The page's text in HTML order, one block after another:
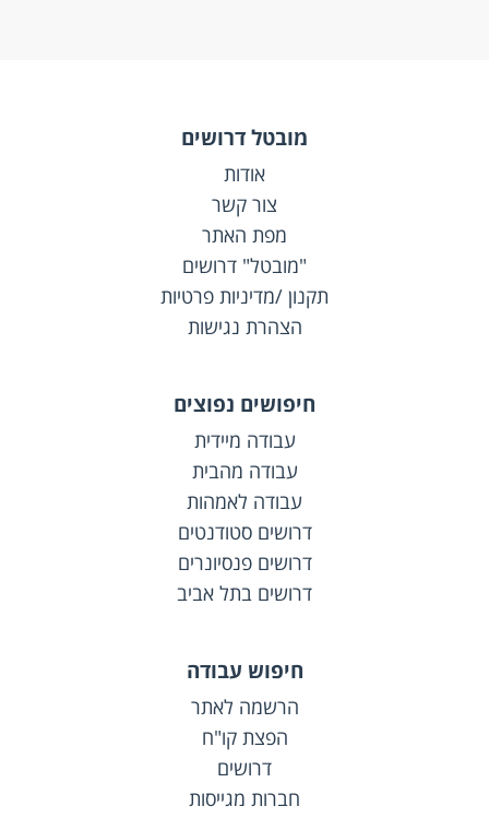
מובטל דרושים
אודות
צור קשר
מפת האתר
"מובטל" דרושים
תקנון /מדיניות פרטיות
הצהרת נגישות
חיפושים נפוצים
עבודה מיידית
עבודה מהבית
עבודה לאמהות
דרושים סטודנטים
דרושים פנסיונרים
דרושים בתל אביב
חיפוש עבודה
הרשמה לאתר
הפצת קו"ח
דרושים
חברות מגייסות